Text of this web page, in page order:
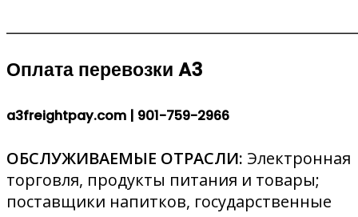
Оплата перевозки A3
a3freightpay.com | 901-759-2966
ОБСЛУЖИВАЕМЫЕ ОТРАСЛИ: Электронная
торговля, продукты питания и товары;
поставщики напитков, государственные